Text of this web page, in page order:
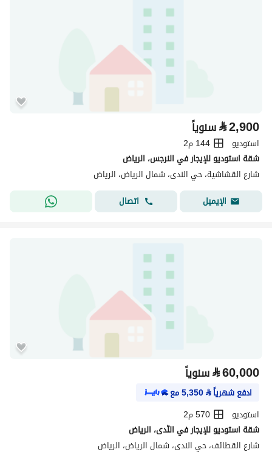
⃁2,900 سنوياً
استوديو
144 م2
شقة استوديو للإيجار في النرجس، الرياض
شارع القشاشية، حي الندى، شمال الرياض، الرياض
الإيميل
اتصال
⃁60,000 سنوياً
ادفع شهرياً⃁
5,350مع
استوديو
570 م2
شقة استوديو للإيجار في النّدى، الرياض
شارع القطائف، حي الندى، شمال الرياض، الرياض